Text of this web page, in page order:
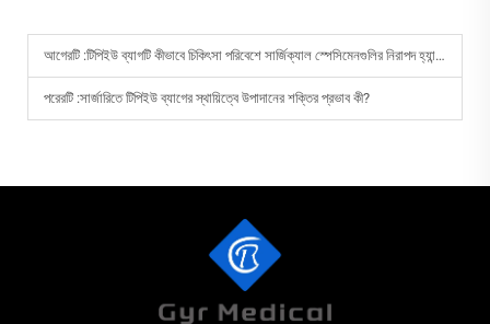
আগেরটি :টিপিইউ ব্যাগটি কীভাবে চিকিৎসা পরিবেশে সার্জিক্যাল স্পেসিমেনগুলির নিরাপদ হ্যান্ডলিং নিশ্চিত করে
পরেরটি :সার্জারিতে টিপিইউ ব্যাগের স্থায়িত্বে উপাদানের শক্তির প্রভাব কী?